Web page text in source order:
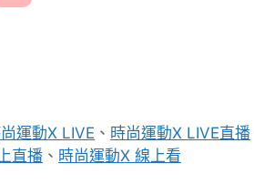
運動X LIVE 、 時尚運動X LIVE直播
直播 、 時尚運動X 線上看